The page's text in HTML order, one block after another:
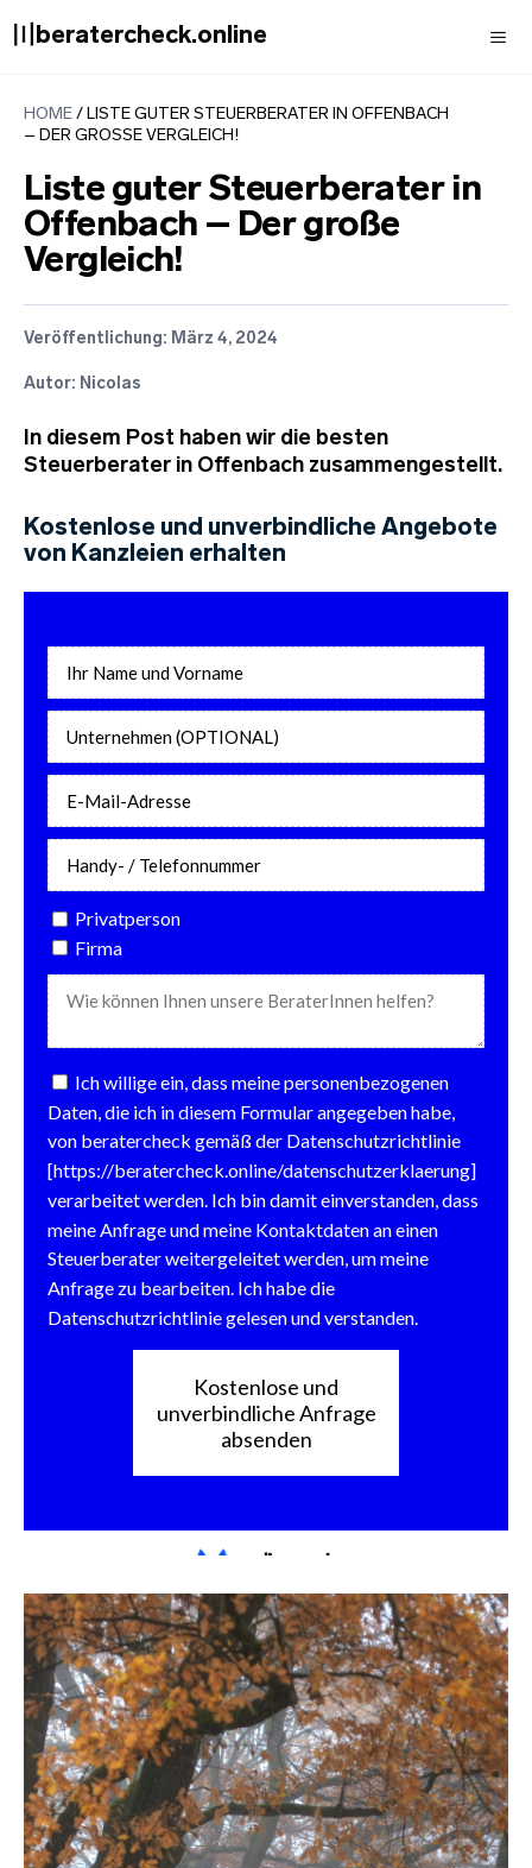
Inhalt〣beratercheck.online
HOME / LISTE GUTER STEUERBERATER IN OFFENBACH
– DER GROSSE VERGLEICH!
Liste guter Steuerberater in
Offenbach – Der große
Vergleich!
Veröffentlichung: März 4, 2024
Autor: Nicolas
In diesem Post haben wir die besten
Steuerberater in Offenbach zusammengestellt.
Kostenlose und unverbindliche Angebote
von Kanzleien erhalten